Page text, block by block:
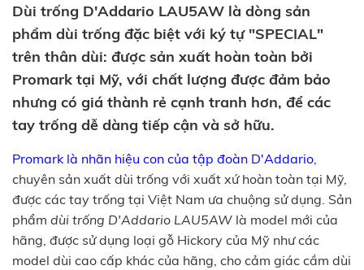
Dùi trống D'Addario LAU5AW là dòng sản
phẩm dùi trống đặc biệt với ký tự "SPECIAL"
trên thân dùi: được sản xuất hoàn toàn bởi
Promark tại Mỹ, với chất lượng được đảm bảo
nhưng có giá thành rẻ cạnh tranh hơn, để các
tay trống dễ dàng tiếp cận và sở hữu.
Promark là nhãn hiệu con của tập đoàn D'Addario,
chuyên sản xuất dùi trống với xuất xứ hoàn toàn tại Mỹ,
được các tay trống tại Việt Nam ưa chuộng sử dụng. Sản
phẩm dùi trống D'Addario LAU5AW là model mới của
hãng, được sử dụng loại gỗ Hickory của Mỹ như các
model dùi cao cấp khác của hãng, cho cảm giác cầm dùi